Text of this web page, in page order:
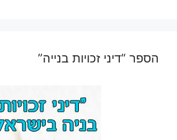
הספר “דיני זכויות בנייה”